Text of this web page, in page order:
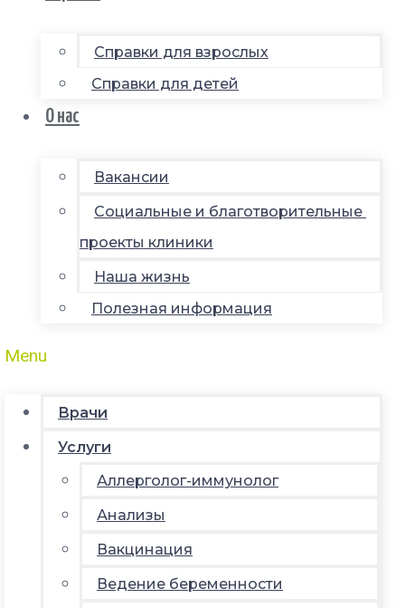
Справки для взрослых
Справки для детей
О нас
Вакансии
Социальные и благотворительные
проекты клиники
Наша жизнь
Полезная информация
Menu
Врачи
Услуги
Аллерголог-иммунолог
Анализы
Вакцинация
Ведение беременности